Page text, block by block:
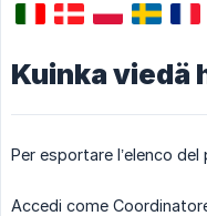
Kuinka viedä
Per esportare l’elenco
Accedi come